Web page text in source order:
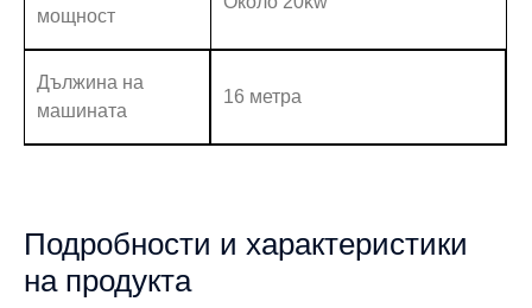
мощност
Дължина на
машината
16 метра
Подробности и характеристики
на продукта